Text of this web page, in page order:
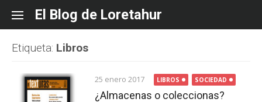
content
El Blog de Loretahur
Etiqueta: Libros
25 enero 2017 LIBROS SOCIEDAD
¿Almacenas o coleccionas?